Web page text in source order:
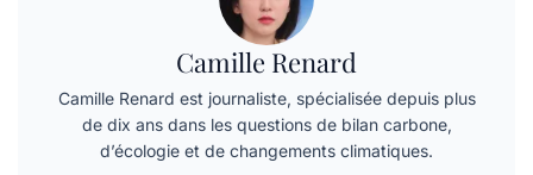
Camille Renard
Camille Renard est journaliste, spécialisée depuis plus
de dix ans dans les questions de bilan carbone,
d’écologie et de changements climatiques.